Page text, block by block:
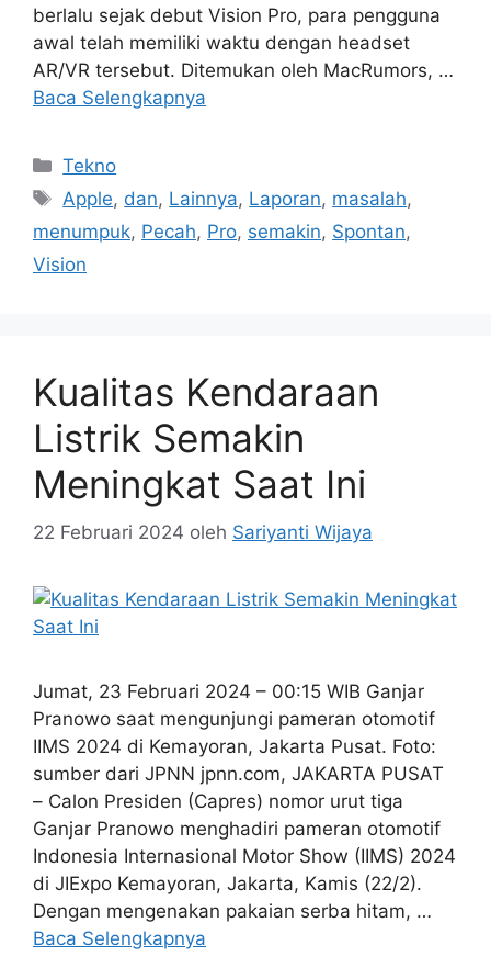
berlalu sejak debut Vision Pro, para pengguna
awal telah memiliki waktu dengan headset
AR/VR tersebut. Ditemukan oleh MacRumors, …
Baca Selengkapnya
Kategori
Tekno
Tag
Apple, dan, Lainnya, Laporan, masalah,
menumpuk, Pecah, Pro, semakin, Spontan,
Vision
Kualitas Kendaraan
Listrik Semakin
Meningkat Saat Ini
22 Februari 2024 oleh Sariyanti Wijaya
Jumat, 23 Februari 2024 – 00:15 WIB Ganjar
Pranowo saat mengunjungi pameran otomotif
IIMS 2024 di Kemayoran, Jakarta Pusat. Foto:
sumber dari JPNN jpnn.com, JAKARTA PUSAT
– Calon Presiden (Capres) nomor urut tiga
Ganjar Pranowo menghadiri pameran otomotif
Indonesia Internasional Motor Show (IIMS) 2024
di JIExpo Kemayoran, Jakarta, Kamis (22/2).
Dengan mengenakan pakaian serba hitam, …
Baca Selengkapnya